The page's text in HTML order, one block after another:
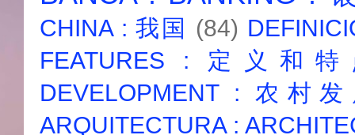
CHINA : 我国 (84)
FEATURES : 定义和
DEVELOPMENT : 农村
ARQUITECTURA :